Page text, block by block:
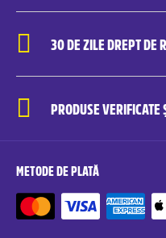
30 DE ZILE DREPT DE
PRODUSE VERIFICATE
METODE DE PLATĂ